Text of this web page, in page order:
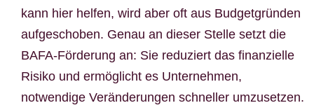
kann hier helfen, wird aber oft aus Budgetgründen
aufgeschoben. Genau an dieser Stelle setzt die
BAFA-Förderung an: Sie reduziert das finanzielle
Risiko und ermöglicht es Unternehmen,
notwendige Veränderungen schneller umzusetzen.